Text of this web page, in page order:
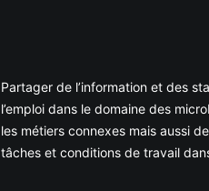
Partager de l’information et des
l’emploi dans le domaine des
les métiers connexes mais aussi
tâches et conditions de travail